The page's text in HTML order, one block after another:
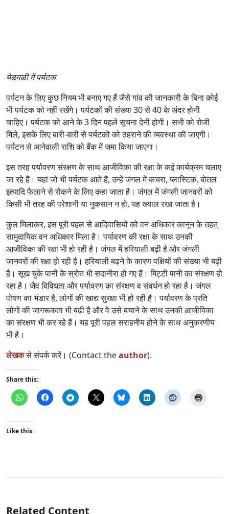
येळवळी में पर्यटक
पर्यटन के लिए कुछ नियम भी बनाए गए हैं जैसे गांव की जानकारी के बिना कोई
भी पर्यटक को नहीं रखेंगे। पर्यटकों की संख्या 30 से 40 के अंदर होनी
चाहिए। पर्यटक को आने के 3 दिन पहले सूचना देनी होगी। सभी को रोजी
मिले, इसके लिए बारी-बारी से पर्यटकों को ठहराने की व्यवस्था की जाएगी।
पर्यटन से आनेवाली राशि को बैंक में जमा किया जाएगा।
इस तरह पर्यावरण संरक्षण के साथ आजीविका की रक्षा के कई कार्यक्रम चलाए
जा रहे हैं। यहां जो भी पर्यटक आते हैं, उन्हें जंगल में कचरा, प्लास्टिक, बोतल
इत्यादि फैलाने से रोकने के लिए कहा जाता है। जंगल में जंगली जानवरों को
किसी भी तरह की परेशानी या नुकसान न हो, यह ख्याल रखा जाता है।
कुल मिलाकर, इस पूरी पहल से आदिवासियों को वन अधिकार कानून के तहत्
सामुदायिक वन अधिकार मिला है। पर्यावरण की रक्षा के साथ उनकी
आजीविका की रक्षा भी हो रही है। जंगल में हरियाली बढ़ी है और जंगली
जानवरों की रक्षा हो रही है। हरियाली बढ़ने के कारण पक्षियों की संख्या भी बढ़ी
है। सूख चुके पानी के स्रोत भी सदानीरा हो गए हैं। मिट्टी पानी का संरक्षण हो
रहा है। जैव विविधता और पर्यावरण का संरक्षण व संवर्धन हो रहा है। जंगल
पोषण का भंडार है, लोगों की खाद्य सुरक्षा भी हो रही है। पर्यावरण के प्रति
लोगों की जागरूकता भी बढ़ी है और वे उसे बचाने के साथ उनकी आजीविका
का संरक्षण भी कर रहे हैं। यह पूरी पहल सराहनीय होने के साथ अनुकरणीय
भी है।
लेखकसे संपर्क करें। (Contact theauthor).
Share this:
Like this:
Related Content